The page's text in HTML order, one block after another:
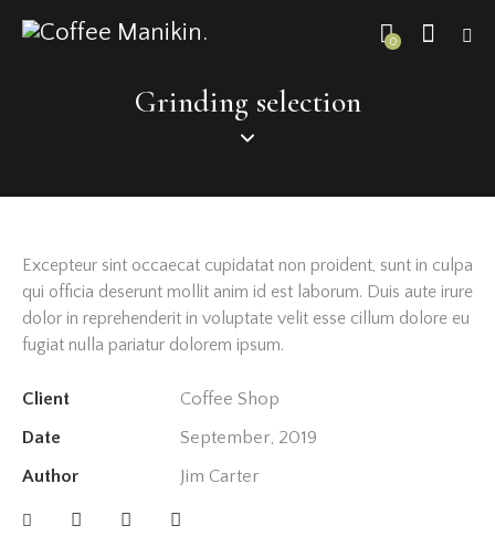
0
Grinding selection
Excepteur sint occaecat cupidatat non proident, sunt in culpa
qui officia deserunt mollit anim id est laborum. Duis aute irure
dolor in reprehenderit in voluptate velit esse cillum dolore eu
fugiat nulla pariatur dolorem ipsum.
Client
Coffee Shop
Date
September, 2019
Author
Jim Carter